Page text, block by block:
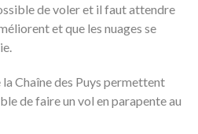
de voler et il faut attendre
et que les nuages se
Chaîne des Puys permettent
de faire un vol en parapente au